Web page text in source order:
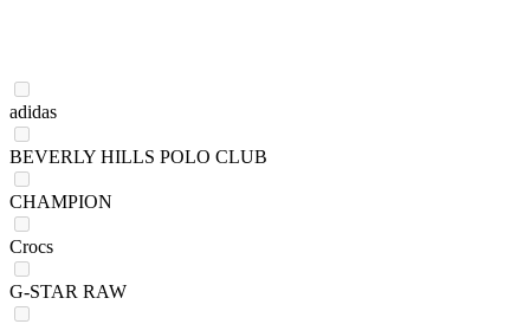
adidas
BEVERLY HILLS POLO CLUB
CHAMPION
Crocs
G-STAR RAW